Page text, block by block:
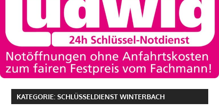
KATEGORIE: SCHLÜSSELDIENST WINTERBACH